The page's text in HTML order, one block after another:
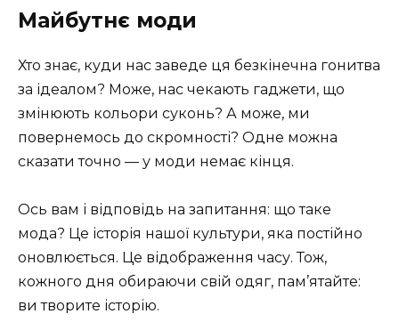
Майбутнє моди
Хто знає, куди нас заведе ця безкінечна гонитва
за ідеалом? Може, нас чекають гаджети, що
змінюють кольори суконь? А може, ми
повернемось до скромності? Одне можна
сказати точно — у моди немає кінця.
Ось вам і відповідь на запитання: що таке
мода? Це історія нашої культури, яка постійно
оновлюється. Це відображення часу. Тож,
кожного дня обираючи свій одяг, пам’ятайте:
ви творите історію.